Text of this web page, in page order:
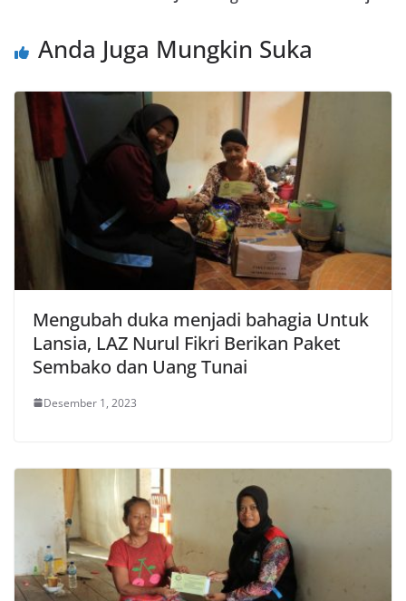
Anda Juga Mungkin Suka
Mengubah duka menjadi bahagia Untuk
Lansia, LAZ Nurul Fikri Berikan Paket
Sembako dan Uang Tunai
Desember 1, 2023